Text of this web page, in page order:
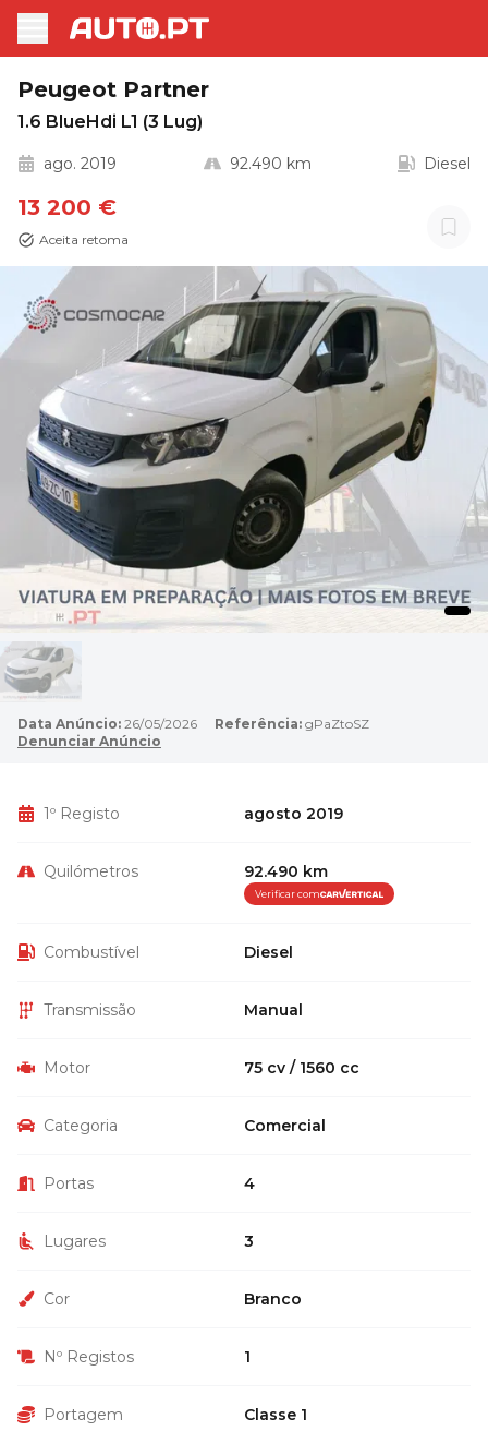
Peugeot Partner
1.6 BlueHdi L1 (3 Lug)
ago. 2019 92.490 km Diesel
13 200 €
Aceita retoma
Data Anúncio: 26/05/2026 Referência: gPaZtoSZ
Denunciar Anúncio
1º Registo agosto 2019
Quilómetros 92.490 km
Verificar com
Combustível Diesel
Transmissão Manual
Motor 75 cv / 1560 cc
Categoria Comercial
Portas 4
Lugares 3
Cor Branco
Nº Registos 1
Portagem Classe 1